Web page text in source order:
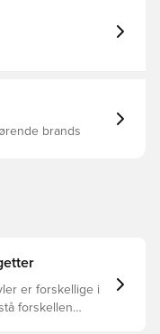
spil. Sprintgrid
kant, der
eneste
2D-
teknologi
brands
er forskellige i
forskellen